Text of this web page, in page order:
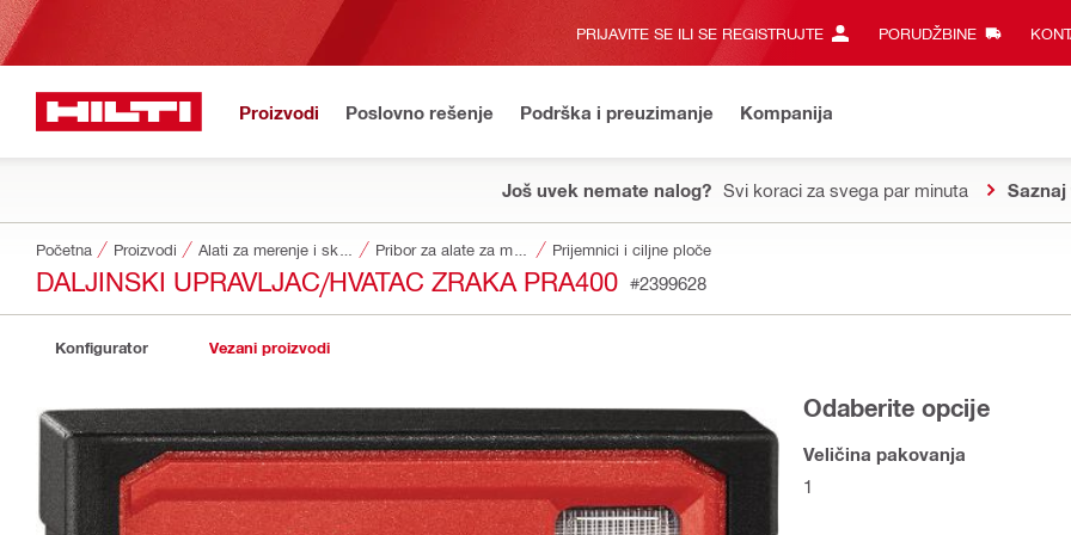
PRIJAVITE SE ILI SE REGISTRUJTE PORUDŽBINE
Proizvodi Poslovno rešenje Podrška i preuzimanje Kompanija
Još uvek nemate nalog? Svi koraci za svega par minuta Saznaj
Početna Proizvodi Prijemnici i ciljne ploče
DALJINSKI UPRAVLJAC/HVATAC ZRAKA PRA400 #2399628
Konfigurator Vezani proizvodi
Odaberite opcije
Veličina pakovanja
1